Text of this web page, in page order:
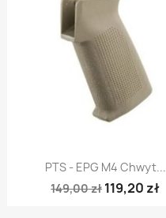
Szybki podgląd
PTS - EPG M4 Chwyt...
149,00 zł119,20 zł